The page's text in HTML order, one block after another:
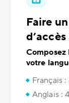
Faire
Composez
votre
Français
Anglais :